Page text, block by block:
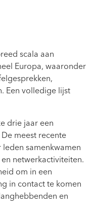
scala aan
Europa, waaronder
Een volledige lijst
drie jaar een
meest recente
leden samenkwamen
netwerkactiviteiten.
om in een
in contact te komen
en